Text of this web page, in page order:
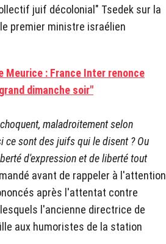
juif décolonial" Tsedek sur la
premier ministre israélien
Meurice : France Inter renonce
dimanche soir"
maladroitement selon
ce sont des juifs qui le disent ? Ou
d'expression et de liberté tout
avant de rappeler à l'attention
après l'attentat contre
l'ancienne directrice de
aux humoristes de la station